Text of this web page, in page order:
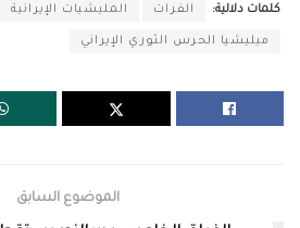
كلمات دلالية: الفرات المليشيات الإيرانية
ميليشيا الحرس الثوري الإيراني
الموضوع السابق